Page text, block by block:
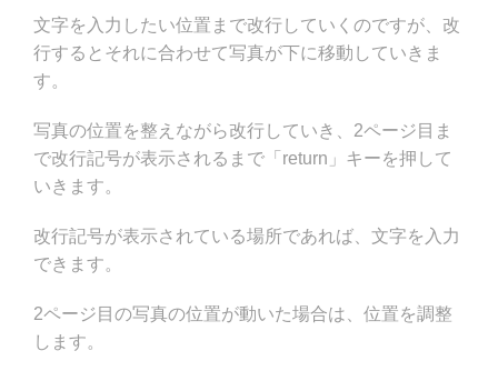
文字を入力したい位置まで改行していくのですが、改
行するとそれに合わせて写真が下に移動していきま
す。
写真の位置を整えながら改行していき、2ページ目ま
で改行記号が表示されるまで「return」キーを押して
いきます。
改行記号が表示されている場所であれば、文字を入力
できます。
2ページ目の写真の位置が動いた場合は、位置を調整
します。